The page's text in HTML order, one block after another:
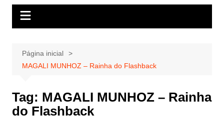
Página inicial
MAGALI MUNHOZ – Rainha do Flashback
Tag: MAGALI MUNHOZ – Rainha
do Flashback